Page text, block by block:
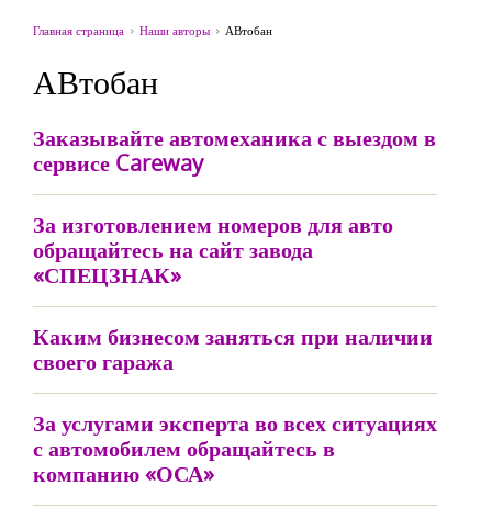
Главная страница Наши авторы АВтобан
АВтобан
Заказывайте автомеханика с выездом в
сервисе Careway
За изготовлением номеров для авто
обращайтесь на сайт завода
«СПЕЦЗНАК»
Каким бизнесом заняться при наличии
своего гаража
За услугами эксперта во всех ситуациях
с автомобилем обращайтесь в
компанию «ОСА»